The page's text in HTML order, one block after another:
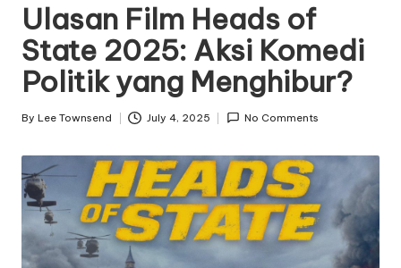
Ulasan Film Heads of
State 2025: Aksi Komedi
Politik yang Menghibur?
Posted
By Lee Townsend July 4, 2025 No Comments